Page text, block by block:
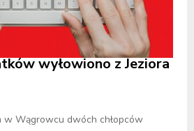
wyłowiono z Jeziora
w Wągrowcu dwóch chłopców